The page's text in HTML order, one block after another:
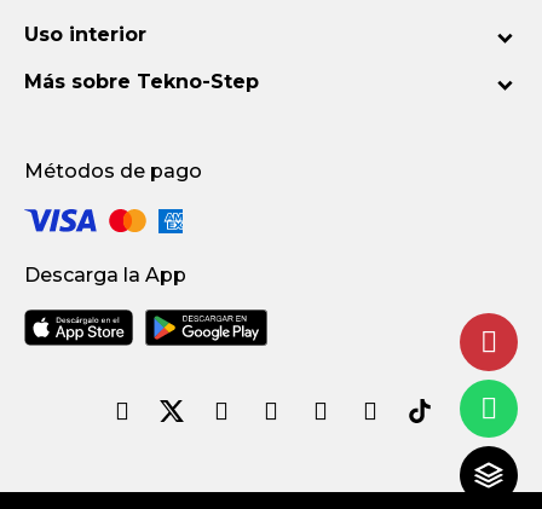
Uso interior
Más sobre Tekno-Step
Métodos de pago
Descarga la App